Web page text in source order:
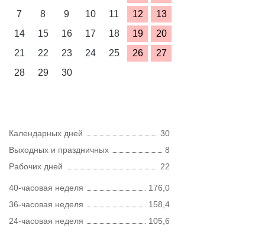
7
8 9 10 11 12
13
14
15 16 17 18 19
20
21
22 23 24 25 26
27
28
29 30
Календарных дней
30
Выходных и праздничных
8
Рабочих дней
22
40-часовая неделя
176,0
36-часовая неделя
158,4
24-часовая неделя
105,6